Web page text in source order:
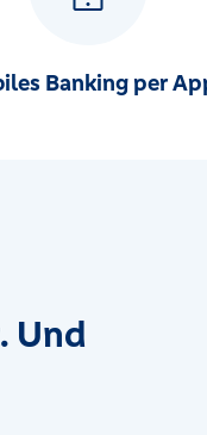
Banking per
Und